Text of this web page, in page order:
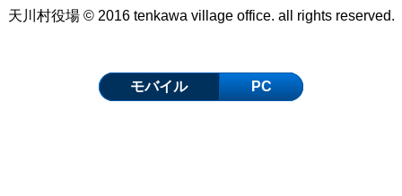
天川村役場 © 2016 tenkawa village office. all rights reserved.
モバイル PC